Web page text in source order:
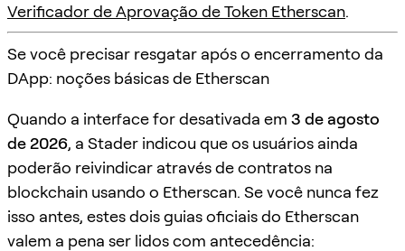
Verificador de Aprovação de Token Etherscan.
Se você precisar resgatar após o encerramento da
DApp: noções básicas de Etherscan
Quando a interface for desativada em 3 de agosto
de 2026, a Stader indicou que os usuários ainda
poderão reivindicar através de contratos na
blockchain usando o Etherscan. Se você nunca fez
isso antes, estes dois guias oficiais do Etherscan
valem a pena ser lidos com antecedência: